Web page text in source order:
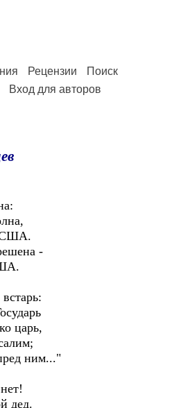
Рецензии
Поиск
Вход для авторов
США.
-
царь,
ним..."
дед.